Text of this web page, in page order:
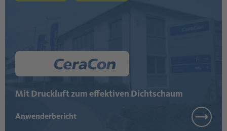
Mit Druckluft zum effektiven Dichtschaum
Anwenderbericht